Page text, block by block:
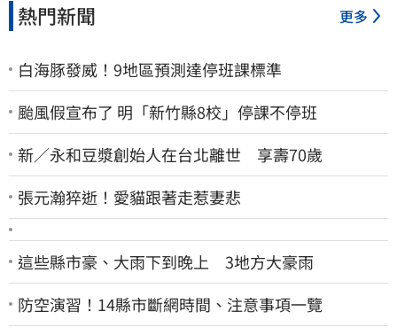
熱門新聞 更多
白海豚發威！9地區預測達停班課標準
颱風假宣布了 明「新竹縣8校」停課不停班
新／永和豆漿創始人在台北離世 享壽70歲
張元瀚猝逝！愛貓跟著走惹妻悲
這些縣市豪、大雨下到晚上 3地方大豪雨
防空演習！14縣市斷網時間、注意事項一覽